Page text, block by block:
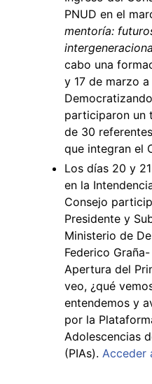
PNUD en el
mentoría:
cabo una
y 17 de marzo
participaron un
de 30
que integran el
Los días 20 y
en la
Consejo
Presidente y
Ministerio de
Federico
Apertura del
veo, ¿qué
entendemos y
por la
Adolescencias
(PIAs). Acceder